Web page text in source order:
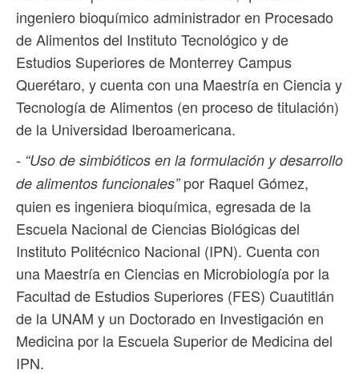
ingeniero bioquímico administrador en Procesado
de Alimentos del Instituto Tecnológico y de
Estudios Superiores de Monterrey Campus
Querétaro, y cuenta con una Maestría en Ciencia y
Tecnología de Alimentos (en proceso de titulación)
de la Universidad Iberoamericana.
- “Uso de simbióticos en la formulación y desarrollo
de alimentos funcionales”por Raquel Gómez,
quien es ingeniera bioquímica, egresada de la
Escuela Nacional de Ciencias Biológicas del
Instituto Politécnico Nacional (IPN). Cuenta con
una Maestría en Ciencias en Microbiología por la
Facultad de Estudios Superiores (FES) Cuautitlán
de la UNAM y un Doctorado en Investigación en
Medicina por la Escuela Superior de Medicina del
IPN.